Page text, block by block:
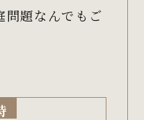
問題なんでもご